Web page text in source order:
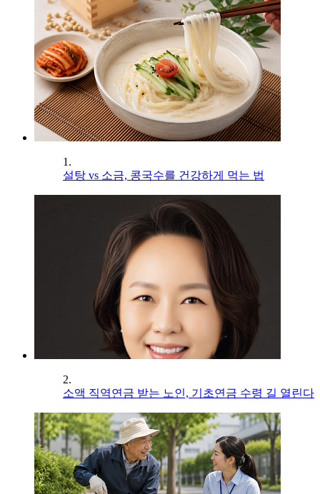
1.
설탕 vs 소금, 콩국수를 건강하게 먹는 법
2.
소액 직역연금 받는 노인, 기초연금 수령 길 열린다